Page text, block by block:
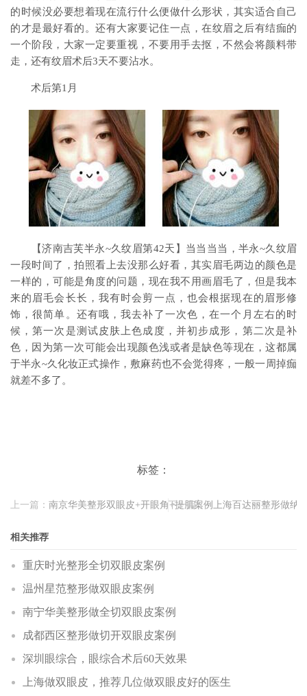
的时候没必要想着现在流行什么便做什么形状，其实适合自己
的才是最好看的。还有大家要记住一点，在纹眉之后有结痂的
一个阶段，大家一定要重视，不要用手去抠，不然会将颜料带
走，还有纹眉术后3天不要沾水。
术后第1月
【济南吉芙半永~久纹眉第42天】当当当当，半永~久纹眉
一段时间了，拍照看上去没那么好看，其实眉毛两边的颜色是
一样的，可能是角度的问题，现在我不用画眉毛了，但是我本
来的眉毛会长长，我有时会剪一点，也会根据现在的眉形修
饰，很简单。还有哦，我去补了一次色，在一个月左右的时
候，第一次是测试皮肤上色成度，并初步成形，第二次是补
色，因为第一次可能会出现颜色浅或者是缺色等现在，这都属
于半永~久化妆正式操作，敷麻药也不会觉得疼，一般一周掉痂
就差不多了。
标签：
上一篇： 南京华美整形双眼皮+开眼角+提肌案例
下一篇： 上海百达丽整形做纳
相关推荐
重庆时光整形全切双眼皮案例
温州星范整形做双眼皮案例
南宁华美整形做全切双眼皮案例
成都西区整形做切开双眼皮案例
深圳眼综合，眼综合术后60天效果
上海做双眼皮，推荐几位做双眼皮好的医生